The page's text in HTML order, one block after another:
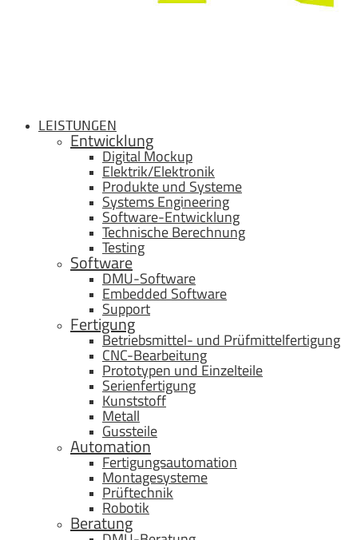
LEISTUNGEN
Entwicklung
Digital Mockup
Elektrik/Elektronik
Produkte und Systeme
Systems Engineering
Software-Entwicklung
Technische Berechnung
Testing
Software
DMU-Software
Embedded Software
Support
Fertigung
Betriebsmittel- und Prüfmittelfertigung
CNC-Bearbeitung
Prototypen und Einzelteile
Serienfertigung
Kunststoff
Metall
Gussteile
Automation
Fertigungsautomation
Montagesysteme
Prüftechnik
Robotik
Beratung